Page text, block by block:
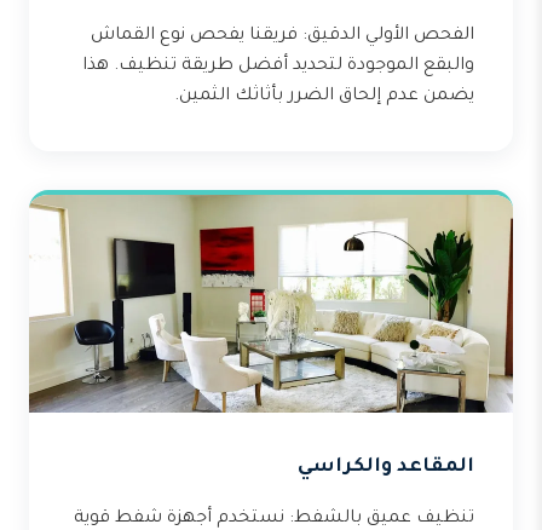
الفحص الأولي الدقيق: فريقنا يفحص نوع القماش
والبقع الموجودة لتحديد أفضل طريقة تنظيف. هذا
يضمن عدم إلحاق الضرر بأثاثك الثمين.
المقاعد والكراسي
تنظيف عميق بالشفط: نستخدم أجهزة شفط قوية